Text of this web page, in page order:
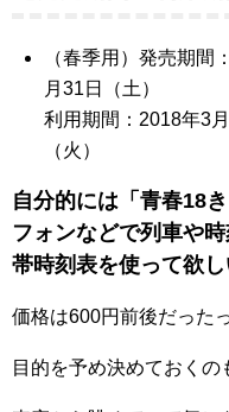
（春季用）発売期間
月31日（土）
利用期間：2018年3
（火）
自分的には「青春18
フォンなどで列車や
帯時刻表を使って欲
価格は600円前後だった
目的を予め決めておくの